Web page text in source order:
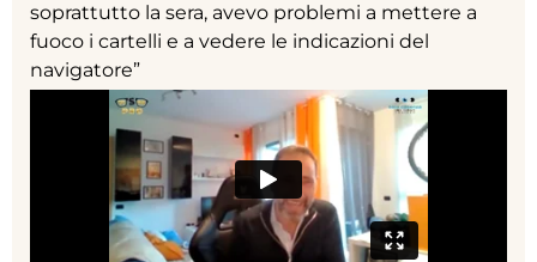
soprattutto la sera, avevo problemi a mettere a
fuoco i cartelli e a vedere le indicazioni del
navigatore”